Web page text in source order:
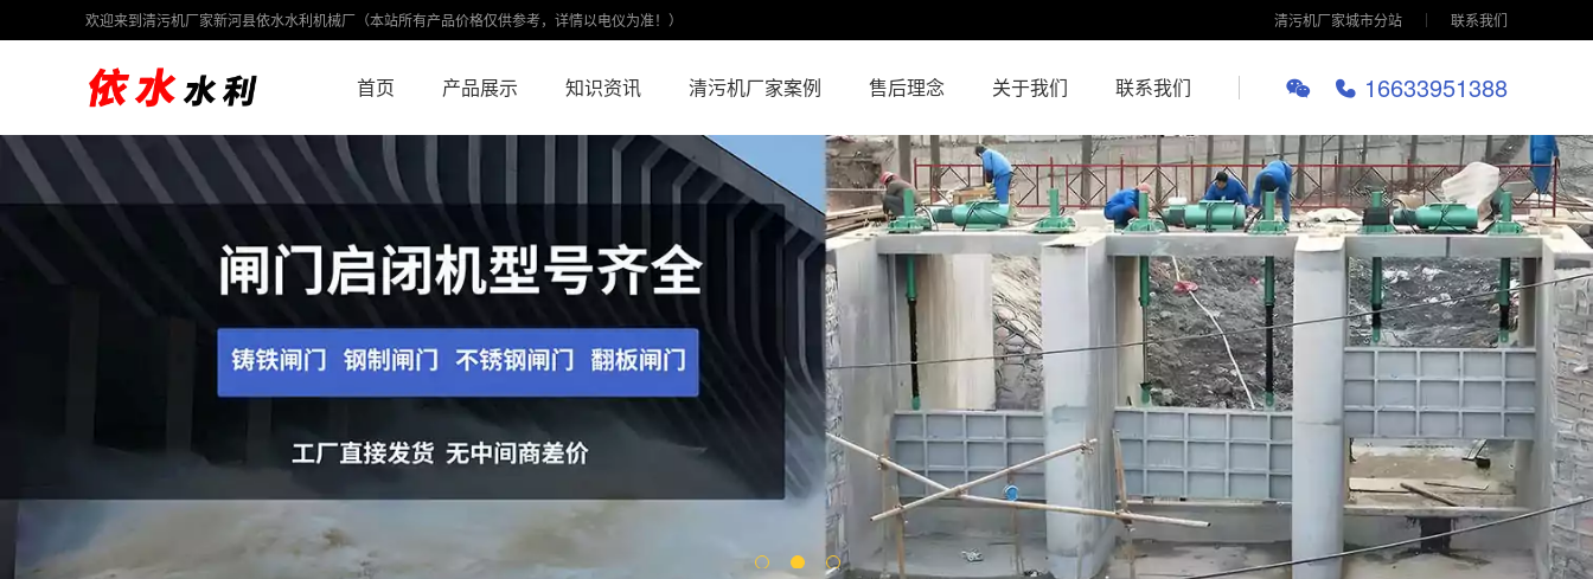
欢迎来到清污机厂家新河县依水水利机械厂（本站所有产品价格仅供参考，详情以电仪为准！） 清污机厂家城市分站 联系我们
16633951388
首页 产品展示 知识资讯 清污机厂家案例 售后理念 关于我们 联系我们